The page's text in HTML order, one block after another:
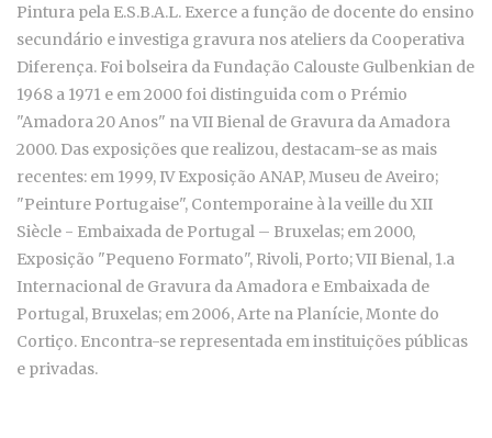
Pintura pela E.S.B.A.L. Exerce a função de docente do ensino
secundário e investiga gravura nos ateliers da Cooperativa
Diferença. Foi bolseira da Fundação Calouste Gulbenkian de
1968 a 1971 e em 2000 foi distinguida com o Prémio
"Amadora 20 Anos" na VII Bienal de Gravura da Amadora
2000. Das exposições que realizou, destacam-se as mais
recentes: em 1999, IV Exposição ANAP, Museu de Aveiro;
"Peinture Portugaise", Contemporaine à la veille du XII
Siècle - Embaixada de Portugal – Bruxelas; em 2000,
Exposição "Pequeno Formato", Rivoli, Porto; VII Bienal, 1.a
Internacional de Gravura da Amadora e Embaixada de
Portugal, Bruxelas; em 2006, Arte na Planície, Monte do
Cortiço. Encontra-se representada em instituições públicas
e privadas.